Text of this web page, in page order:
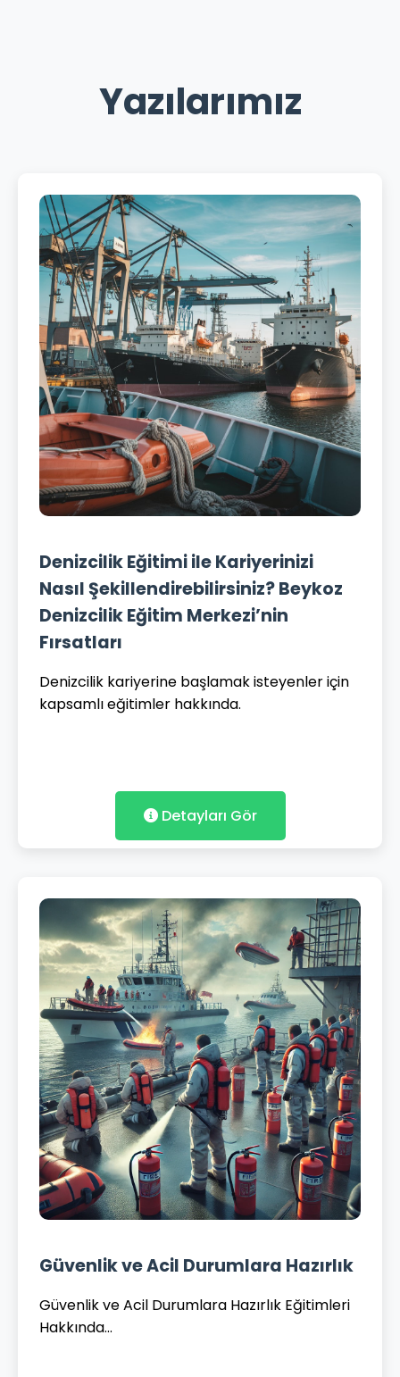
Yazılarımız
Denizcilik Eğitimi ile Kariyerinizi
Nasıl Şekillendirebilirsiniz? Beykoz
Denizcilik Eğitim Merkezi’nin
Fırsatları
Denizcilik kariyerine başlamak isteyenler için
kapsamlı eğitimler hakkında.
Detayları Gör
Güvenlik ve Acil Durumlara Hazırlık
Güvenlik ve Acil Durumlara Hazırlık Eğitimleri
Hakkında...